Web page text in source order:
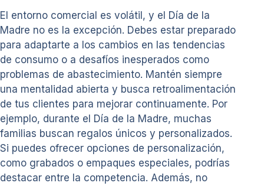
El entorno comercial es volátil, y el Día de la
Madre no es la excepción. Debes estar preparado
para adaptarte a los cambios en las tendencias
de consumo o a desafíos inesperados como
problemas de abastecimiento. Mantén siempre
una mentalidad abierta y busca retroalimentación
de tus clientes para mejorar continuamente. Por
ejemplo, durante el Día de la Madre, muchas
familias buscan regalos únicos y personalizados.
Si puedes ofrecer opciones de personalización,
como grabados o empaques especiales, podrías
destacar entre la competencia. Además, no